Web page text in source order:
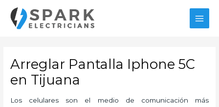
contenido
Arreglar Pantalla Iphone 5C
en Tijuana
Los celulares son el medio de comunicación más